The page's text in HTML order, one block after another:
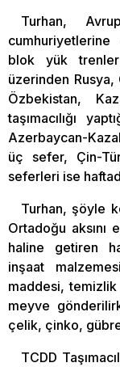
Turhan,
blok yük trenler
üzerinden
Özbekistan,
taşımacılığı
Azerbaycan-
üç sefer, Çin-
seferleri ise
Turhan, şöyle
Ortadoğu
haline getiren
inşaat
maddesi,
meyve
çelik, çinko,
TCDD